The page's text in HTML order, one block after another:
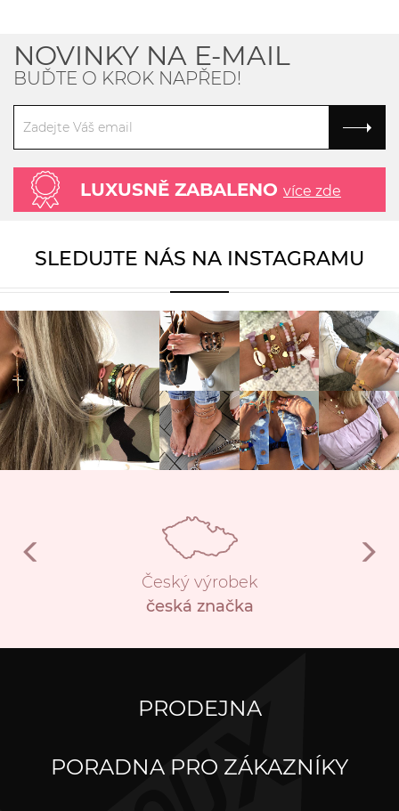
NOVINKY NA E-MAIL
BUĎTE O KROK NAPŘED!
LUXUSNĚ ZABALENO více zde
SLEDUJTE NÁS NA INSTAGRAMU
Český výrobek
česká značka
PRODEJNA
PORADNA PRO ZÁKAZNÍKY